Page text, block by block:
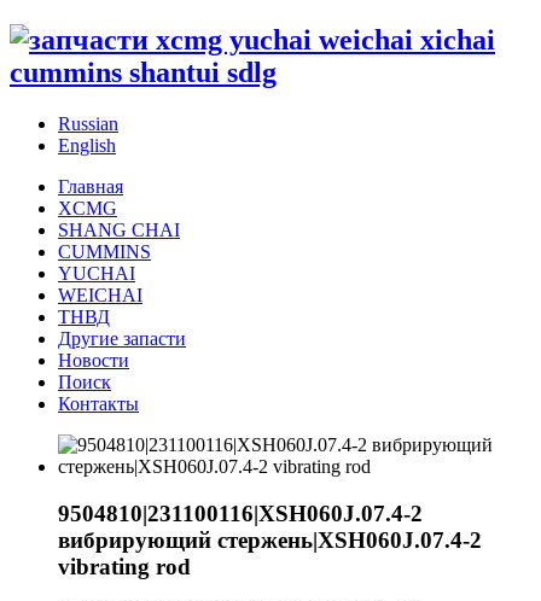
Russian
English
Главная
XCMG
SHANG CHAI
CUMMINS
YUCHAI
WEICHAI
ТНВД
Другие запасти
Новости
Поиск
Контакты
9504810|231100116|XSH060J.07.4-2
вибрирующий стержень|XSH060J.07.4-2
vibrating rod